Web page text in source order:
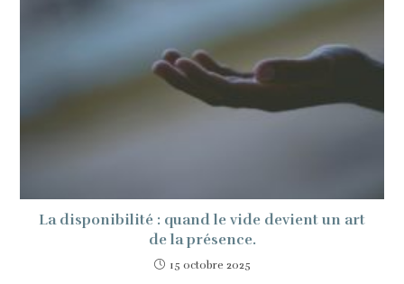
La disponibilité : quand le vide devient un art
de la présence.
15 octobre 2025